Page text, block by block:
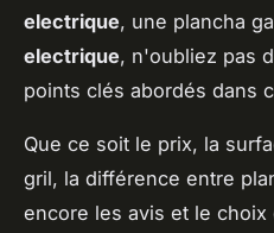
electrique, une plancha
electrique, n'oubliez pas
points clés abordés dans
Que ce soit le prix, la
gril, la différence entre
encore les avis et le